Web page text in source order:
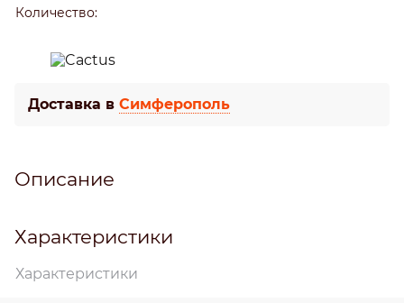
Количество:
Доставка в Симферополь
Описание
Характеристики
Характеристики